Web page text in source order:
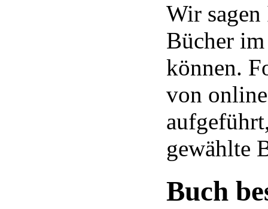
Wir
Bücher
können.
von
gewählte
Buch